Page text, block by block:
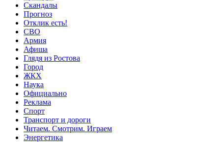
Скандалы
Прогноз
Отклик есть!
СВО
Армия
Афиша
Глядя из Ростова
Город
ЖКХ
Наука
Официально
Реклама
Спорт
Транспорт и дороги
Читаем. Смотрим. Играем
Энергетика